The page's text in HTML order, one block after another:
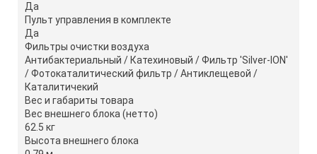
Да
Пульт управления в комплекте
Да
Фильтры очистки воздуха
Антибактериальный / Катехиновый / Фильтр 'Silver-ION'
/ Фотокаталитический фильтр / Антиклещевой /
Каталитичекий
Вес и габариты товара
Вес внешнего блока (нетто)
62.5 кг
Высота внешнего блока